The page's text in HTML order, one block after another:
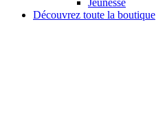
Jeunesse
Découvrez toute la boutique